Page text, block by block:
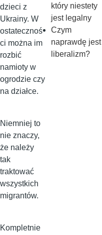
dzieci z
Ukrainy. W
ostatecznoś
ci można im
rozbić
namioty w
ogrodzie czy
na działce.
Niemniej to
nie znaczy,
że należy
tak
traktować
wszystkich
migrantów.
Kompletnie
który niestety
jest legalny
Czym
naprawdę jest
liberalizm?